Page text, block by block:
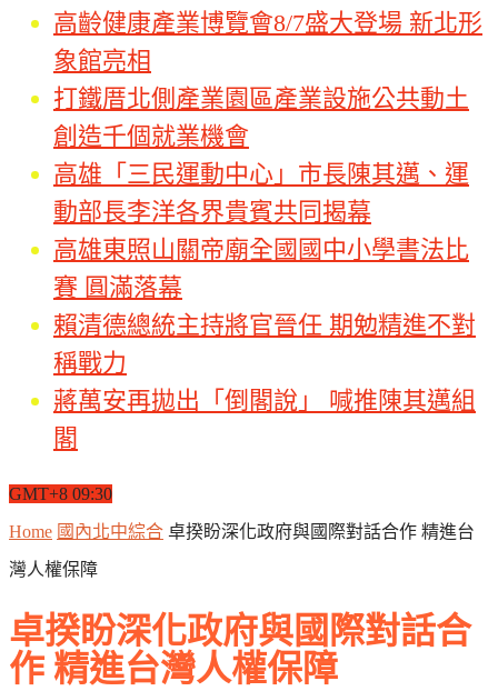
高齡健康產業博覽會8/7盛大登場 新北形
象館亮相
打鐵厝北側產業園區產業設施公共動土
創造千個就業機會
高雄「三民運動中心」市長陳其邁、運
動部長李洋各界貴賓共同揭幕
高雄東照山關帝廟全國國中小學書法比
賽 圓滿落幕
賴清德總統主持將官晉任 期勉精進不對
稱戰力
蔣萬安再拋出「倒閣說」 喊推陳其邁組
閣
GMT+8 09:30
Home 國內北中綜合 卓揆盼深化政府與國際對話合作 精進台
灣人權保障
卓揆盼深化政府與國際對話合
作 精進台灣人權保障